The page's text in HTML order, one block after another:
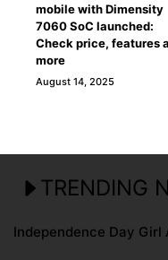
mobile with Dimensity
7060 SoC launched:
Check price, features
more
August 14, 2025
TRENDING
Independence Day